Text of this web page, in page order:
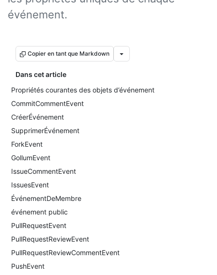
événement.
Copier en tant que Markdown
Dans cet article
Propriétés courantes des objets d’événement
CommitCommentEvent
CréerÉvénement
SupprimerÉvénement
ForkEvent
GollumEvent
IssueCommentEvent
IssuesEvent
ÉvénementDeMembre
événement public
PullRequestEvent
PullRequestReviewEvent
PullRequestReviewCommentEvent
PushEvent